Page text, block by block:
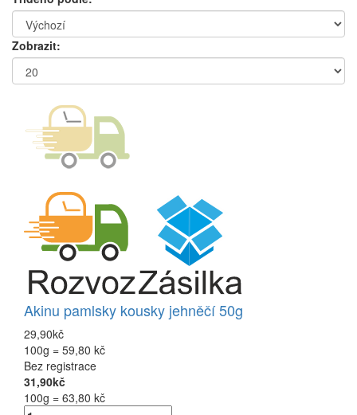
Zobrazit:
Akinu pamlsky kousky jehněčí 50g
29,90kč
100g = 59,80 kč
Bez registrace
31,90kč
100g = 63,80 kč